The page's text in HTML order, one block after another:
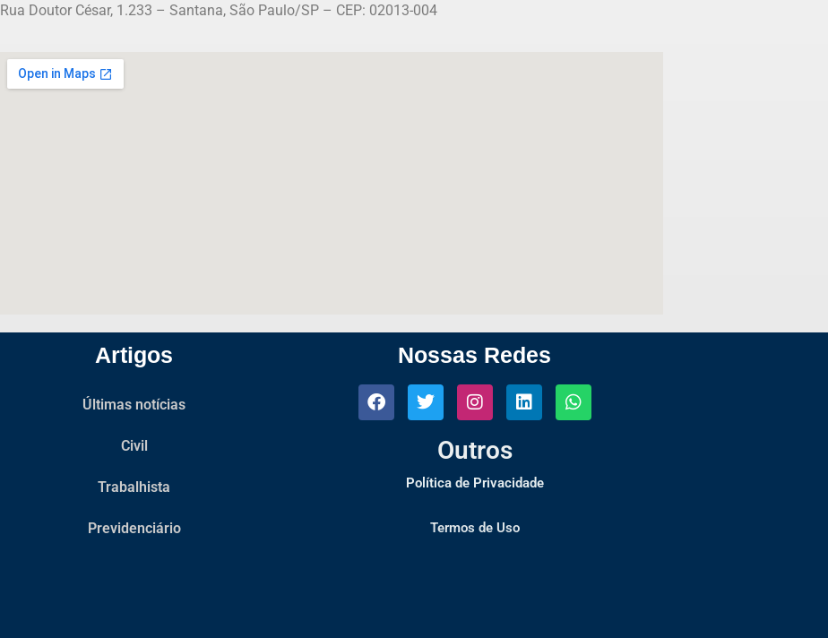
Rua Doutor César, 1.233 – Santana, São Paulo/SP – CEP: 02013-004
Artigos
Últimas notícias
Civil
Trabalhista
Previdenciário
Nossas Redes
Outros
Política de Privacidade
Termos de Uso